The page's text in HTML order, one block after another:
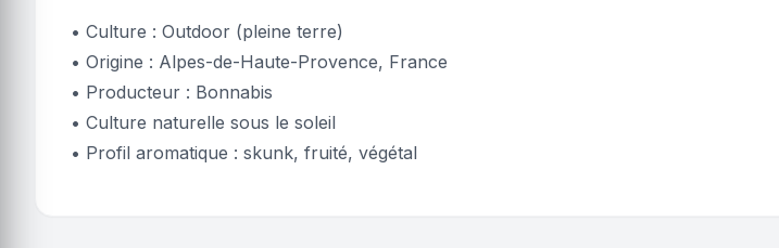
• Culture : Outdoor (pleine terre)
• Origine : Alpes-de-Haute-Provence, France
• Producteur : Bonnabis
• Culture naturelle sous le soleil
• Profil aromatique : skunk, fruité, végétal